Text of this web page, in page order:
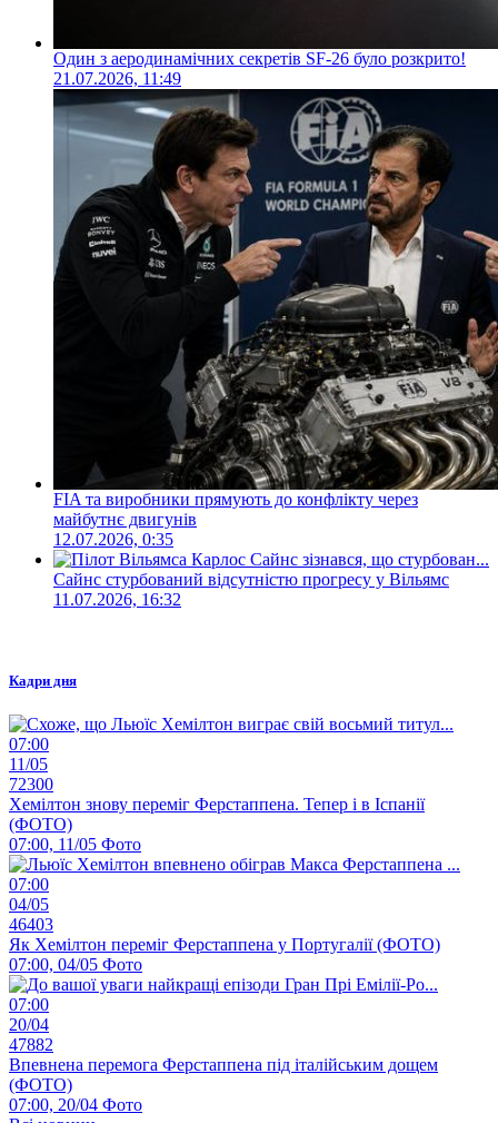
Один з аеродинамічних секретів SF-26 було розкрито!
21.07.2026, 11:49
FIA та виробники прямують до конфлікту через
майбутнє двигунів
12.07.2026, 0:35
Сайнс стурбований відсутністю прогресу у Вільямс
11.07.2026, 16:32
Кадри дня
07:00
11/05
72300
Хемілтон знову переміг Ферстаппена. Тепер і в Іспанії
(ФОТО)
07:00, 11/05 Фото
07:00
04/05
46403
Як Хемілтон переміг Ферстаппена у Португалії (ФОТО)
07:00, 04/05 Фото
07:00
20/04
47882
Впевнена перемога Ферстаппена під італійським дощем
(ФОТО)
07:00, 20/04 Фото